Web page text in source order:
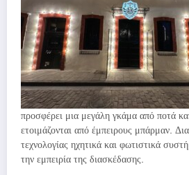
προσφέρει μια μεγάλη γκάμα από ποτά
ετοιμάζονται από έμπειρους μπάρμαν.
τεχνολογίας ηχητικά και φωτιστικά
την εμπειρία της διασκέδασης.